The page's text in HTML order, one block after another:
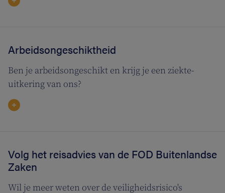
Arbeidsongeschiktheid
Ben je arbeidsongeschikt en krijg je een ziekte-
uitkering van ons?
Volg het reisadvies van de FOD Buitenlandse
Zaken
Wil je meer weten over de veiligheidsrisico's